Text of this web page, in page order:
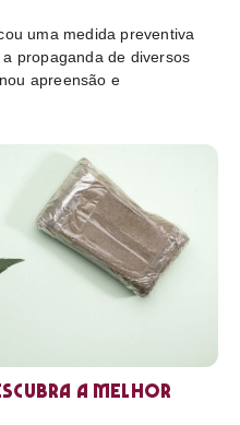
uma medida preventiva
propaganda de diversos
apreensão e
a melhor